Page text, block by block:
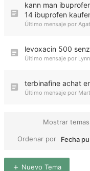
kann man
14 ibuprofen
Último mensaje por
levoxacin 500
Último mensaje por
terbinafine achat
Último mensaje por
Mostrar
Ordenar por
Fecha
Nuevo Tema